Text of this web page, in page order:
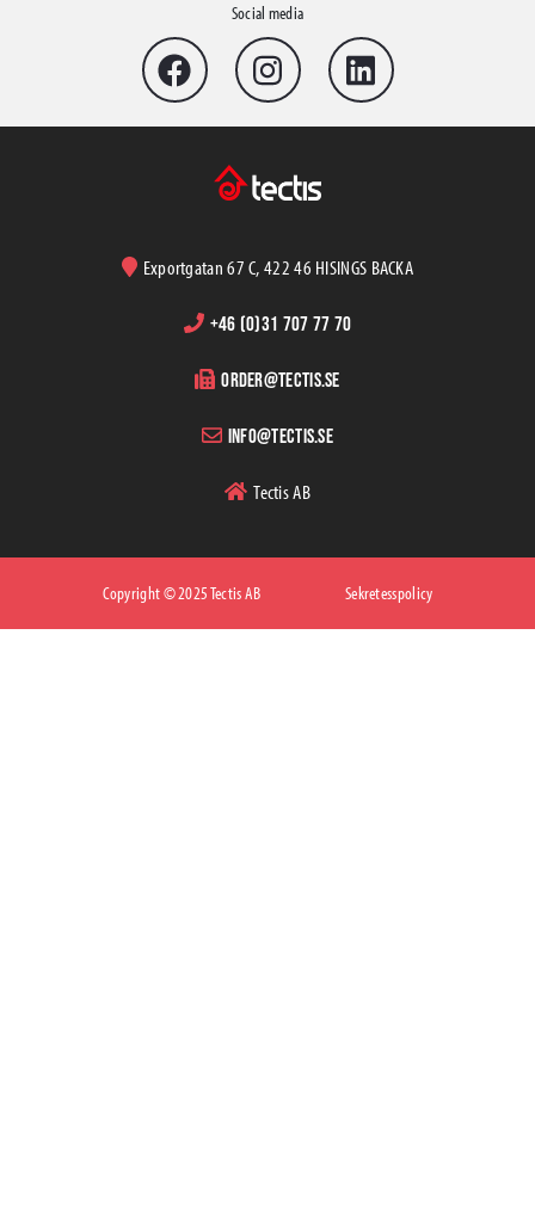
Social media
Exportgatan 67 C, 422 46 HISINGS BACKA
+46 (0)31 707 77 70
order@tectis.se
info@tectis.se
Tectis AB
Copyright © 2025 Tectis AB Sekretesspolicy